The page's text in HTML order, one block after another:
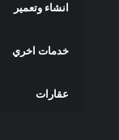
انشاء وتعمير
خدمات اخري
عقارات